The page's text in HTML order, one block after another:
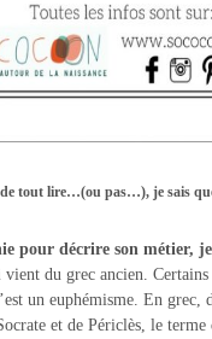
tout lire…(ou pas…), je sais
pour décrire son métier,
du grec ancien.
un euphémisme. En
et de Périclès, le